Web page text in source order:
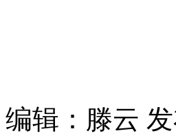
编辑：滕云